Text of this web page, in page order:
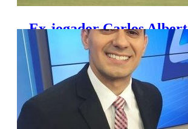
Ex-jogador Carlos
novo comentarista do